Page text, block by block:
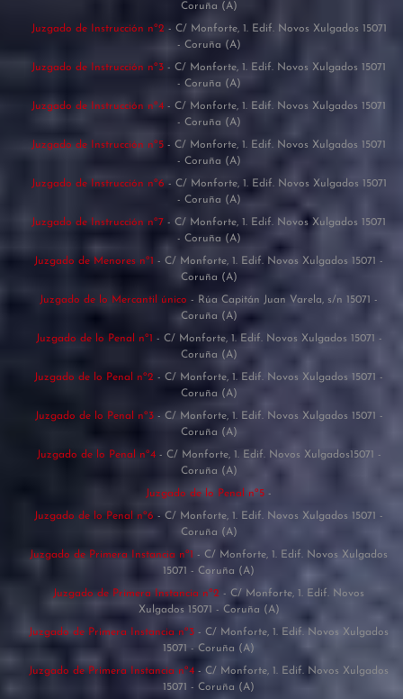
Coruña (A)
Juzgado de Instrucción nº2 - C/ Monforte, 1. Edif. Novos Xulgados 15071
- Coruña (A)
Juzgado de Instrucción nº3 - C/ Monforte, 1. Edif. Novos Xulgados 15071
- Coruña (A)
Juzgado de Instrucción nº4 - C/ Monforte, 1. Edif. Novos Xulgados 15071
- Coruña (A)
Juzgado de Instrucción nº5 - C/ Monforte, 1. Edif. Novos Xulgados 15071
- Coruña (A)
Juzgado de Instrucción nº6 - C/ Monforte, 1. Edif. Novos Xulgados 15071
- Coruña (A)
Juzgado de Instrucción nº7 - C/ Monforte, 1. Edif. Novos Xulgados 15071
- Coruña (A)
Juzgado de Menores nº1 - C/ Monforte, 1. Edif. Novos Xulgados 15071 -
Coruña (A)
Juzgado de lo Mercantil único - Rúa Capitán Juan Varela, s/n 15071 -
Coruña (A)
Juzgado de lo Penal nº1 - C/ Monforte, 1. Edif. Novos Xulgados 15071 -
Coruña (A)
Juzgado de lo Penal nº2 - C/ Monforte, 1. Edif. Novos Xulgados 15071 -
Coruña (A)
Juzgado de lo Penal nº3 - C/ Monforte, 1. Edif. Novos Xulgados 15071 -
Coruña (A)
Juzgado de lo Penal nº4 - C/ Monforte, 1. Edif. Novos Xulgados15071 -
Coruña (A)
Juzgado de lo Penal nº5 -
Juzgado de lo Penal nº6 - C/ Monforte, 1. Edif. Novos Xulgados 15071 -
Coruña (A)
Juzgado de Primera Instancia nº1 - C/ Monforte, 1. Edif. Novos Xulgados
15071 - Coruña (A)
Juzgado de Primera Instancia nº2 - C/ Monforte, 1. Edif. Novos
Xulgados 15071 - Coruña (A)
Juzgado de Primera Instancia nº3 - C/ Monforte, 1. Edif. Novos Xulgados
15071 - Coruña (A)
Juzgado de Primera Instancia nº4 - C/ Monforte, 1. Edif. Novos Xulgados
15071 - Coruña (A)